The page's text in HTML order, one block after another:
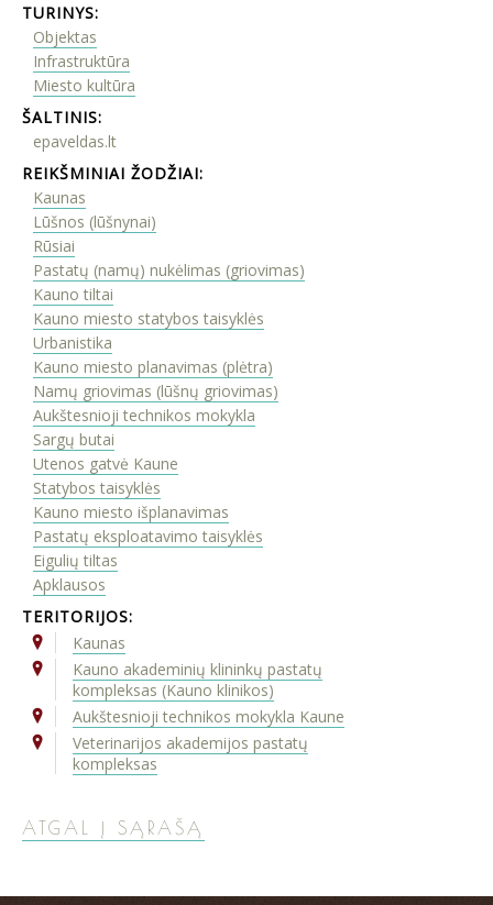
TURINYS:
Objektas
Infrastruktūra
Miesto kultūra
ŠALTINIS:
epaveldas.lt
REIKŠMINIAI ŽODŽIAI:
Kaunas
Lūšnos (lūšnynai)
Rūsiai
Pastatų (namų) nukėlimas (griovimas)
Kauno tiltai
Kauno miesto statybos taisyklės
Urbanistika
Kauno miesto planavimas (plėtra)
Namų griovimas (lūšnų griovimas)
Aukštesnioji technikos mokykla
Sargų butai
Utenos gatvė Kaune
Statybos taisyklės
Kauno miesto išplanavimas
Pastatų eksploatavimo taisyklės
Eigulių tiltas
Apklausos
TERITORIJOS:
Kaunas
Kauno akademinių klininkų pastatų
kompleksas (Kauno klinikos)
Aukštesnioji technikos mokykla Kaune
Veterinarijos akademijos pastatų
kompleksas
ATGAL Į SĄRAŠĄ